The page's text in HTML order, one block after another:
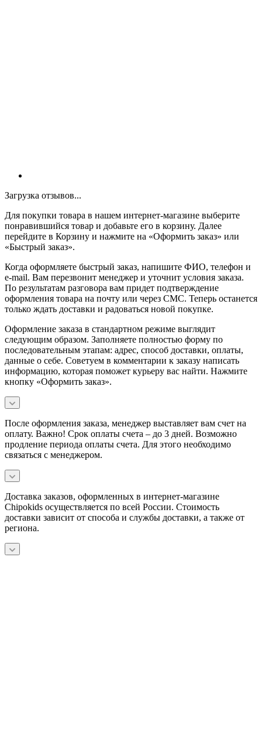
Загрузка отзывов...
Для покупки товара в нашем интернет-магазине выберите
понравившийся товар и добавьте его в корзину. Далее
перейдите в Корзину и нажмите на «Оформить заказ» или
«Быстрый заказ».
Когда оформляете быстрый заказ, напишите ФИО, телефон и
e-mail. Вам перезвонит менеджер и уточнит условия заказа.
По результатам разговора вам придет подтверждение
оформления товара на почту или через СМС. Теперь останется
только ждать доставки и радоваться новой покупке.
Оформление заказа в стандартном режиме выглядит
следующим образом. Заполняете полностью форму по
последовательным этапам: адрес, способ доставки, оплаты,
данные о себе. Советуем в комментарии к заказу написать
информацию, которая поможет курьеру вас найти. Нажмите
кнопку «Оформить заказ».
После оформления заказа, менеджер выставляет вам счет на
оплату. Важно! Срок оплаты счета – до 3 дней. Возможно
продление периода оплаты счета. Для этого необходимо
связаться с менеджером.
Доставка заказов, оформленных в интернет-магазине
Chipokids осуществляется по всей России. Стоимость
доставки зависит от способа и службы доставки, а также от
региона.